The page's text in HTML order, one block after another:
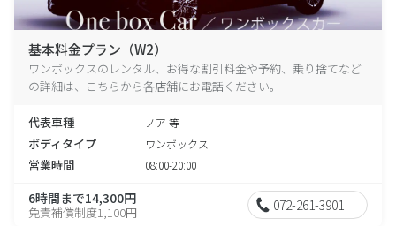
基本料金プラン（W2）
ワンボックスのレンタル、お得な割引料金や予約、乗り捨てなど
の詳細は、こちらから各店舗にお電話ください。
代表車種 ノア 等
ボディタイプ ワンボックス
営業時間 08:00-20:00
6時間まで14,300円
免責補償制度1,100円 072-261-3901